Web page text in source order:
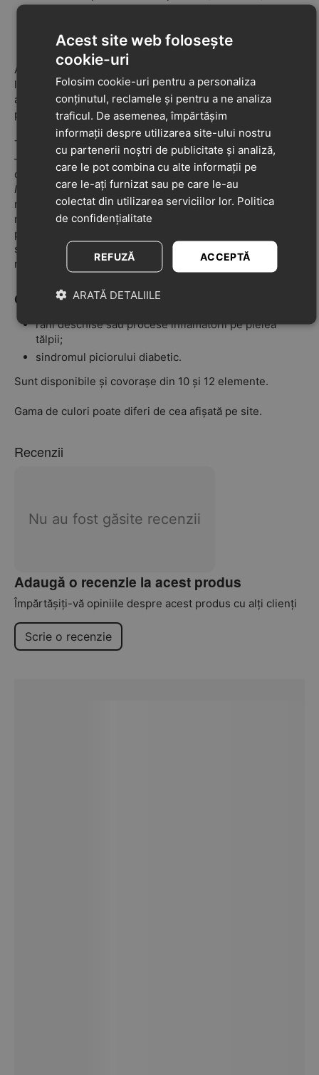
de secunde).
Antrenamentele se fac de 3-5 ori pe săptămână. După o
lună de exersare, se pot observa rezultatele
antrenamentelor la copil. Mușchii vor deveni mai
puternici și mersul mai încrezător.
Toate puzzle-urile sunt realizate dintr-un singur material
— PVC sigur, hipoalergenic, fără impurități nocive. Dar,
datorită texturilor variate, se simt diferit.Pazzle-urile
Iarbă, Scoici, Prundiș, Ciuperci sunt din categoria celor
mai moi.Puzzle-urile Turnuri, Aricei, Marin, Ghinde—
medii
Puzzle-urile Piramide, Spini, Lotuși, Conuri
parte din cele mai dure
suprafețelor de duritate diferită are cel mai bun efect de
masaj, antrenare a tălpilor și integrare senzorială.
Contraindicații:
răni deschise sau procese inflamatorii pe pielea
tălpii;
sindromul piciorului diabetic.
Sunt disponibile și covorașe din 10 și 12 elemente.
Gama de culori poate diferi de cea afișată pe site.
Recenzii
Nu au fost găsite recenzii
Adaugă o recenzie la acest produs
Împărtășiți-vă opiniile despre acest produs cu alți clienți
Scrie o recenzie
Acest site web folosește
cookie-uri
Folosim cookie-uri pentru a personaliza
conținutul, reclamele și pentru a ne analiza
traficul. De asemenea, împărtășim
informații despre utilizarea site-ului nostru
cu partenerii noștri de publicitate și analiză,
care le pot combina cu alte informații pe
care le-ați furnizat sau pe care le-au
colectat din utilizarea serviciilor lor. Politica
de confidențialitate
ACCEPTĂ
REFUZĂ
ARATĂ DETALIILE